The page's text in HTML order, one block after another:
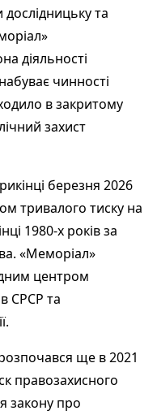
дослідницьку та
діяльності
чинності
в закритому
захист
березня 2026
тривалого тиску на
1980-х років за
«Меморіал»
центром
СРСР та
ще в 2021
правозахисного
закону про